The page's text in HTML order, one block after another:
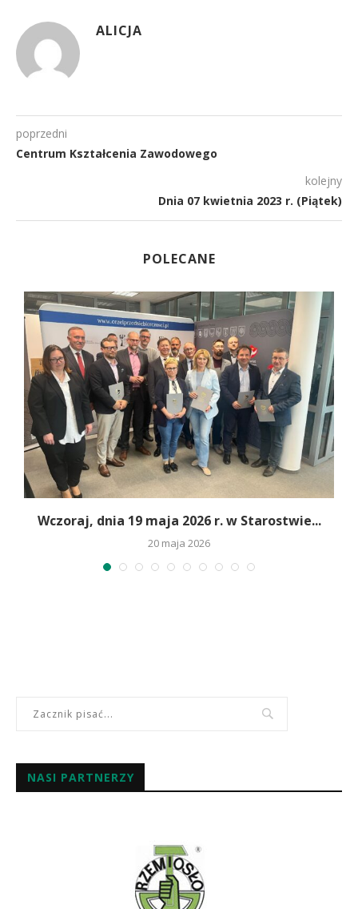
ALICJA
poprzedni
Centrum Kształcenia Zawodowego
kolejny
Dnia 07 kwietnia 2023 r. (Piątek)
POLECANE
Wczoraj, dnia 19 maja 2026 r. w Starostwie...
20 maja 2026
NASI PARTNERZY